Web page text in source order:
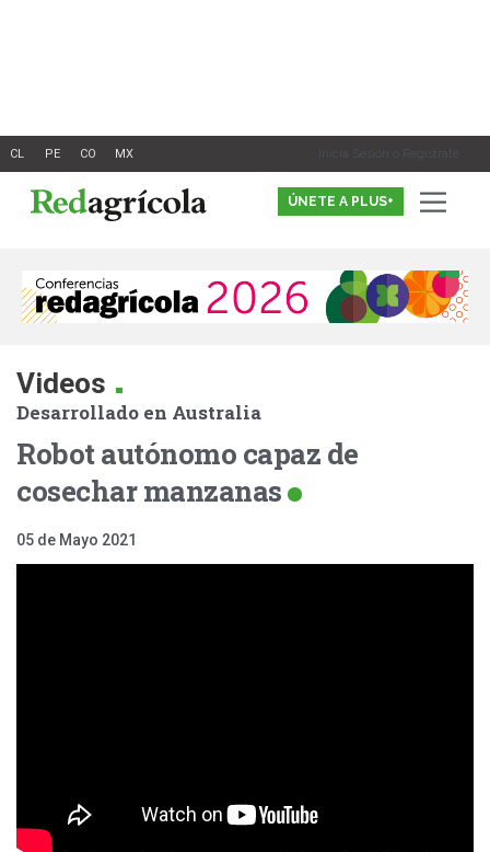
Inicia Sesión o Registrate
ÚNETE A PLUS+
Videos .
Desarrollado en Australia
Robot autónomo capaz de
cosechar manzanas
05 de Mayo 2021